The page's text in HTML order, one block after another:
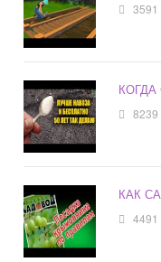
3591
8239
КАК
4491